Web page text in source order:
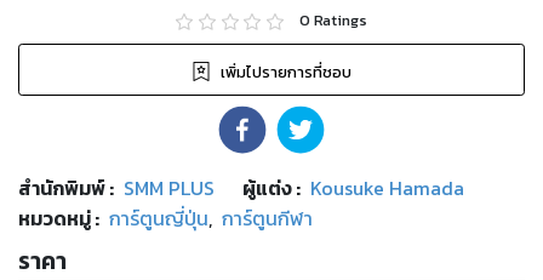
0 Ratings
เพิ่มไปรายการที่ชอบ
สำนักพิมพ์: SMM PLUS ผู้แต่ง : Kousuke Hamada
หมวดหมู่: การ์ตูนญี่ปุ่น, การ์ตูนกีฬา
ราคา